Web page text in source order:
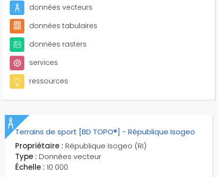
données vecteurs
données tabulaires
données rasters
services
ressources
Terrains de sport [BD TOPO®] - République Isogeo
Propriétaire : République Isogeo (RI)
Type : Données vecteur
Échelle : 10 000